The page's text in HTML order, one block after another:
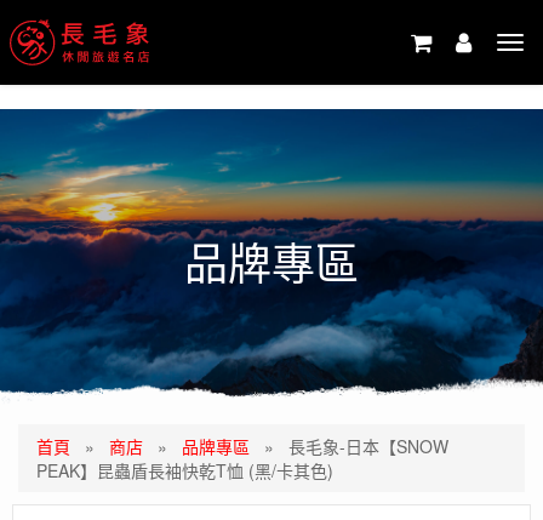
品牌專區
首頁 » 商店 » 品牌專區 » 長毛象-日本【SNOW
PEAK】昆蟲盾長袖快乾T恤 (黑/卡其色)